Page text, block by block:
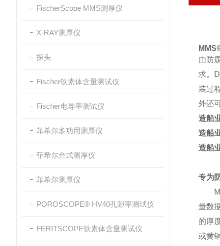
FischerScope MMS测厚仪
X-RAY测厚仪
探头
Fischer铁素体含量测试仪
Fischer电导率测试仪
菲希尔多功用测厚仪
菲希尔台式测厚仪
菲希尔测厚仪
POROSCOPE® HV40孔隙率测试仪
FERITSCOPE铁素体含量测试仪
由防
求。
装过
外还
造船
造船
造船
专为
量数
的厚
或黄